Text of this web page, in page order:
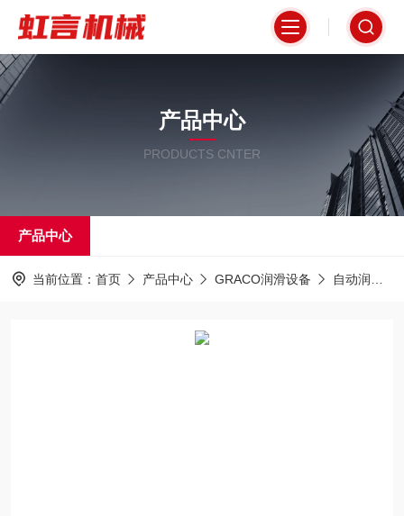
产品中心
PRODUCTS CNTER
产品中心
当前位置： 首页 产品中心 GRACO润滑设备 自动润滑